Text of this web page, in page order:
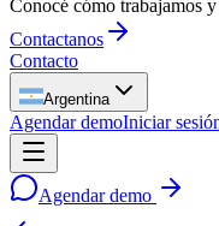
Conocé cómo trabajamos
Contactanos
Contacto
Argentina
Agendar demoIniciar
Agendar demo